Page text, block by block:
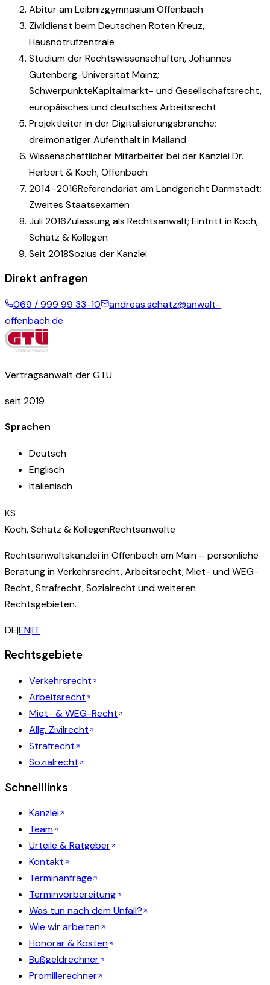
Abitur am Leibnizgymnasium Offenbach
Zivildienst beim Deutschen Roten Kreuz,
Hausnotrufzentrale
Studium der Rechtswissenschaften, Johannes
Gutenberg-Universität Mainz;
SchwerpunkteKapitalmarkt- und Gesellschaftsrecht,
europäisches und deutsches Arbeitsrecht
Projektleiter in der Digitalisierungsbranche;
dreimonatiger Aufenthalt in Mailand
Wissenschaftlicher Mitarbeiter bei der Kanzlei Dr.
Herbert & Koch, Offenbach
2014–2016Referendariat am Landgericht Darmstadt;
Zweites Staatsexamen
Juli 2016Zulassung als Rechtsanwalt; Eintritt in Koch,
Schatz & Kollegen
Seit 2018Sozius der Kanzlei
Direkt anfragen
069 / 999 99 33-10
andreas.schatz@anwalt-
offenbach.de
Vertragsanwalt der GTÜ
seit 2019
Sprachen
Deutsch
Englisch
Italienisch
KS
Koch, Schatz & KollegenRechtsanwälte
Rechtsanwaltskanzlei in Offenbach am Main – persönliche
Beratung in Verkehrsrecht, Arbeitsrecht, Miet- und WEG-
Recht, Strafrecht, Sozialrecht und weiteren
Rechtsgebieten.
DE|EN|IT
Rechtsgebiete
Verkehrsrecht
Arbeitsrecht
Miet- & WEG-Recht
Allg. Zivilrecht
Strafrecht
Sozialrecht
Schnelllinks
Kanzlei
Team
Urteile & Ratgeber
Kontakt
Terminanfrage
Terminvorbereitung
Was tun nach dem Unfall?
Wie wir arbeiten
Honorar & Kosten
Bußgeldrechner
Promillerechner